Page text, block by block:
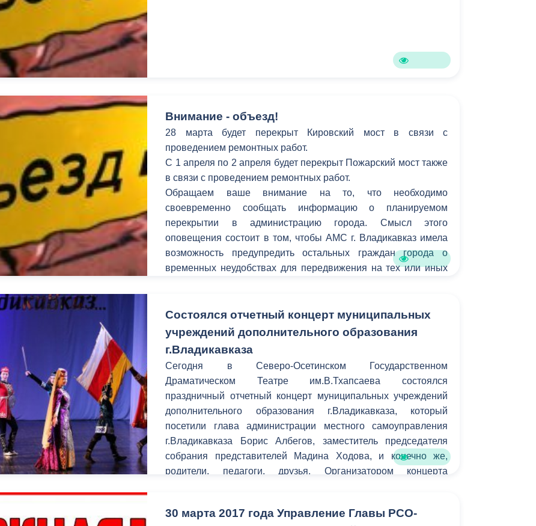
Внимание - объезд!
28 марта будет перекрыт Кировский мост в связи с
проведением ремонтных работ.
С 1 апреля по 2 апреля будет перекрыт Пожарский мост также
в связи с проведением ремонтных работ.
Обращаем ваше внимание на то, что необходимо
своевременно сообщать информацию о планируемом
перекрытии в администрацию города. Смысл этого
оповещения состоит в том, чтобы АМС г. Владикавказ имела
возможность предупредить остальных граждан города о
временных неудобствах для передвижения на тех или иных
Состоялся отчетный концерт муниципальных
учреждений дополнительного образования
г.Владикавказа
Сегодня в Северо-Осетинском Государственном
Драматическом Театре им.В.Тхапсаева состоялся
праздничный отчетный концерт муниципальных учреждений
дополнительного образования г.Владикавказа, который
посетили глава администрации местного самоуправления
г.Владикавказа Борис Албегов, заместитель председателя
собрания представителей Мадина Ходова, и конечно же,
родители, педагоги, друзья. Организатором концерта
30 марта 2017 года Управление Главы РСО-